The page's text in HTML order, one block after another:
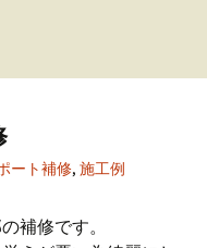
ート補修, 施工例
補修です。